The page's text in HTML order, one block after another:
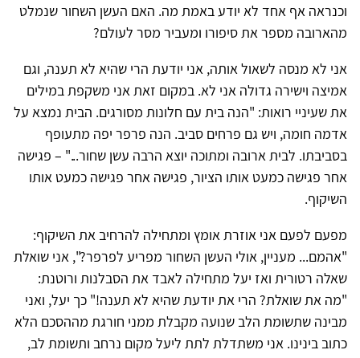
וכנראה אף אחד לא יודע באמת מה. האם העשן השחור שנמלט
מהארובה מספר את סיפורו ומעביר מסר לעולם?
אני לא מנסה לשאול אותה, אני יודעת הרי שהיא לא תענה, וגם
אמיצה וישירה גדולה אני לא. במקום זאת אני משקפת במילים
את שעיניי רואות: "הנה בית עם חלונות מסורגים. הבית נמצא על
אדמה חומה, ויש גם פרחים סביב. הנה פרפר יפה מתעופף
בסביבתו. לבית ארובה ומתוכה יוצא הרבה עשן שחור..." – פגישה
אחר פגישה כמעט אותו הציור, פגישה אחר פגישה כמעט אותו
השיקוף.
מפעם לפעם אני אוזרת אומץ ומתחילה להרחיב את השיקוף:
"אהמם... מעניין, אולי העשן השחור מפריע לפרפר?", אני שואלת
שאלה רטורית ואז יעל מתחילה לאבד את הסבלנות ורוטנת:
"מה את שואלת? הרי את יודעת שהיא לא תענה!" כך יעל, ואני
מבינה שתשומת הלב שנועה מקבלת ממני חורגת מההסכם הלא
כתוב בינינו. אני משתדלת לתת ליעל מקום נרחב ותשומת לב,